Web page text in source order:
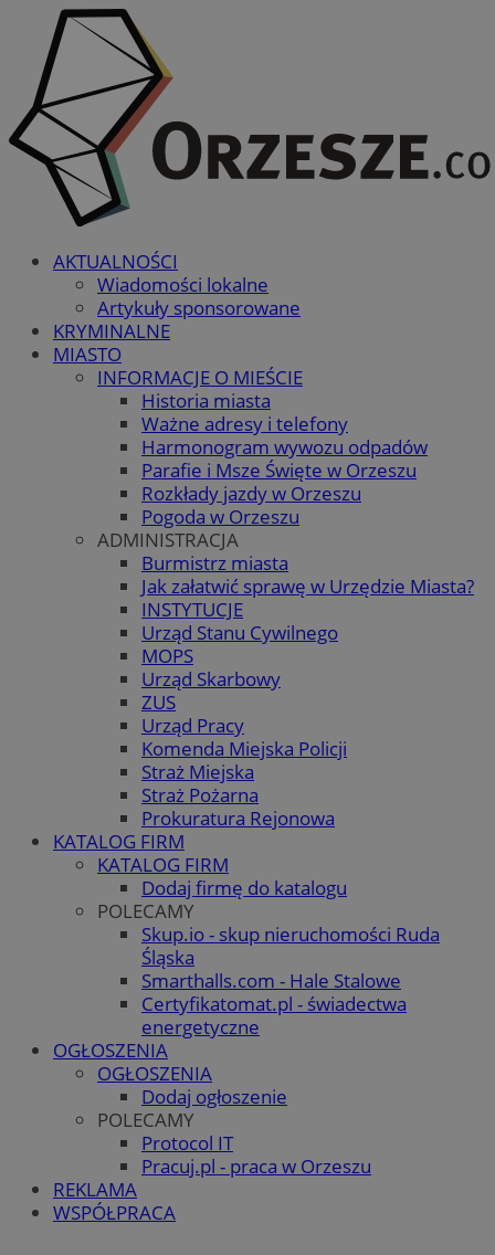
AKTUALNOŚCI
Wiadomości lokalne
Artykuły sponsorowane
KRYMINALNE
MIASTO
INFORMACJE O MIEŚCIE
Historia miasta
Ważne adresy i telefony
Harmonogram wywozu odpadów
Parafie i Msze Święte w Orzeszu
Rozkłady jazdy w Orzeszu
Pogoda w Orzeszu
ADMINISTRACJA
Burmistrz miasta
Jak załatwić sprawę w Urzędzie Miasta?
INSTYTUCJE
Urząd Stanu Cywilnego
MOPS
Urząd Skarbowy
ZUS
Urząd Pracy
Komenda Miejska Policji
Straż Miejska
Straż Pożarna
Prokuratura Rejonowa
KATALOG FIRM
KATALOG FIRM
Dodaj firmę do katalogu
POLECAMY
Skup.io - skup nieruchomości Ruda
Śląska
Smarthalls.com - Hale Stalowe
Certyfikatomat.pl - świadectwa
energetyczne
OGŁOSZENIA
OGŁOSZENIA
Dodaj ogłoszenie
POLECAMY
Protocol IT
Pracuj.pl - praca w Orzeszu
REKLAMA
WSPÓŁPRACA